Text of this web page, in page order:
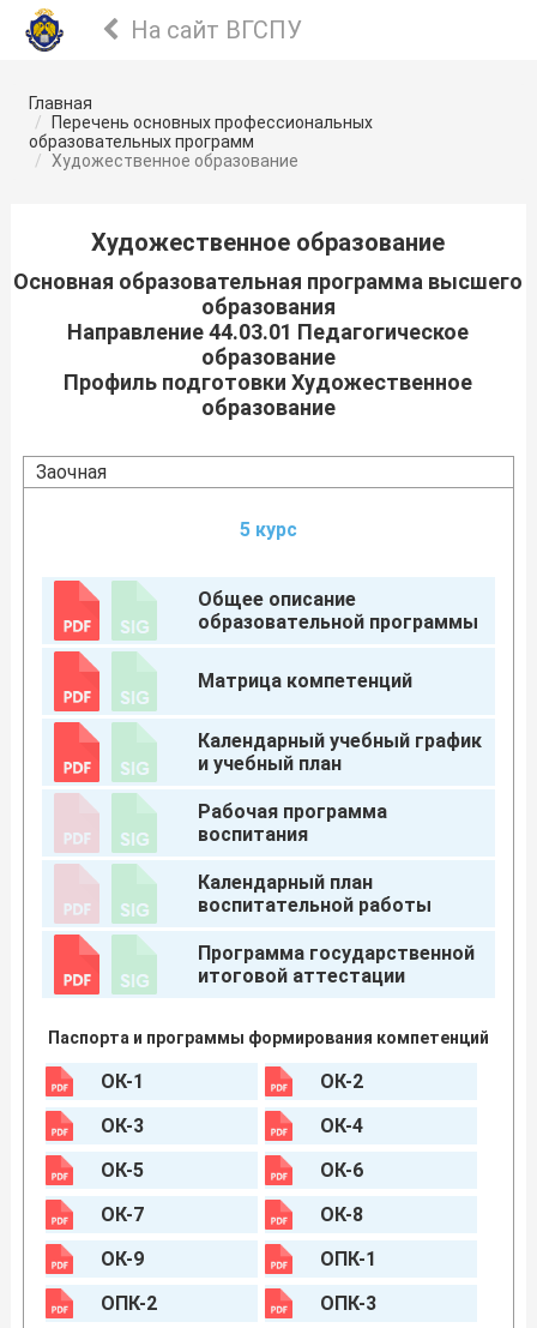
На сайт ВГСПУ
Главная
Перечень основных профессиональных
образовательных программ
Художественное образование
Художественное образование
Основная образовательная программа высшего
образования
Направление 44.03.01 Педагогическое
образование
Профиль подготовки Художественное
образование
Заочная
5 курс
Общее описание
образовательной программы
Матрица компетенций
Календарный учебный график
и учебный план
Рабочая программа
воспитания
Календарный план
воспитательной работы
Программа государственной
итоговой аттестации
Паспорта и программы формирования компетенций
ОК-1
ОК-2
ОК-3
ОК-4
ОК-5
ОК-6
ОК-7
ОК-8
ОК-9
ОПК-1
ОПК-2
ОПК-3